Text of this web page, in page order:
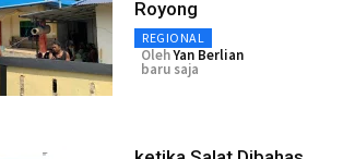
Royong
REGIONAL
OlehYan Berlian
baru saja